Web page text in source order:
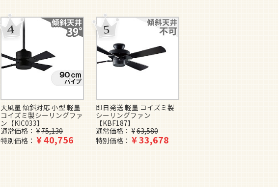
大風量 傾斜対応 小型 軽量
コイズミ製シーリングファ
ン【KIC033】
通常価格
¥75,130
特別価格
¥40,756
即日発送 軽量 コイズミ製
シーリングファン
【KBF187】
通常価格
¥63,580
特別価格
¥33,678